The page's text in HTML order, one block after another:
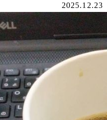
2025.12.23